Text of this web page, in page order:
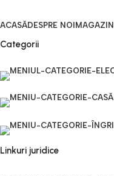
ACASĂDESPRE NOIMAGAZIN
Categorii
Linkuri juridice